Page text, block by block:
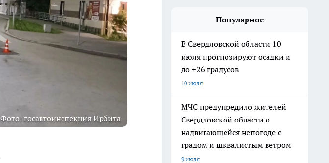
Фото: госавтоинспекция Ирбита
Популярное
В Свердловской области 10
июля прогнозируют осадки и
до +26 градусов
10 июля
МЧС предупредило жителей
Свердловской области о
надвигающейся непогоде с
градом и шквалистым ветром
9 июля